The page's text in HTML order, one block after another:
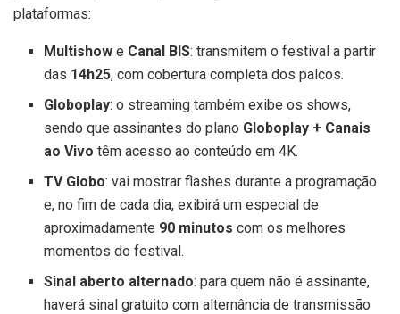
plataformas:
Multishow e Canal BIS: transmitem o festival a partir
das 14h25, com cobertura completa dos palcos.
Globoplay: o streaming também exibe os shows,
sendo que assinantes do plano Globoplay + Canais
ao Vivo têm acesso ao conteúdo em 4K.
TV Globo: vai mostrar flashes durante a programação
e, no fim de cada dia, exibirá um especial de
aproximadamente 90 minutos com os melhores
momentos do festival.
Sinal aberto alternado: para quem não é assinante,
haverá sinal gratuito com alternância de transmissão